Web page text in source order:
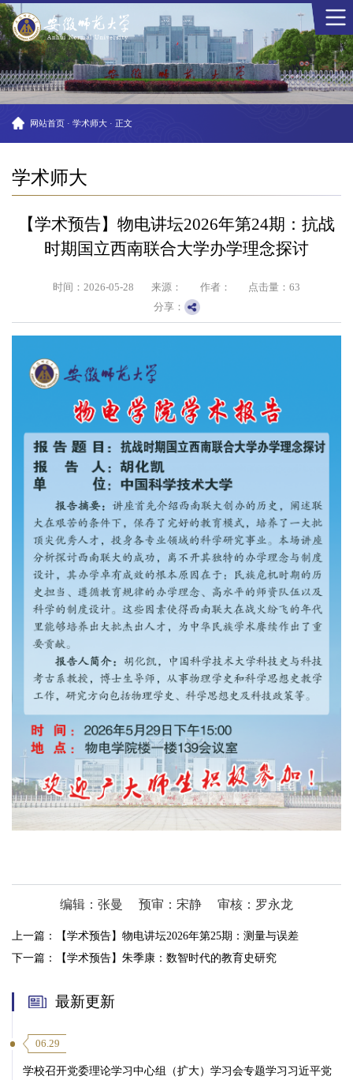
网站首页 · 学术师大 · 正文
学术师大
【学术预告】物电讲坛2026年第24期：抗战
时期国立西南联合大学办学理念探讨
时间：2026-05-28 来源： 作者： 点击量：63
分享：
编辑：张曼 预审：宋静 审核：罗永龙
上一篇：
【学术预告】物电讲坛2026年第25期：测量与误差
下一篇：
【学术预告】朱季康：数智时代的教育史研究
最新更新
06.29
学校召开党委理论学习中心组（扩大）学习会专题学习习近平党